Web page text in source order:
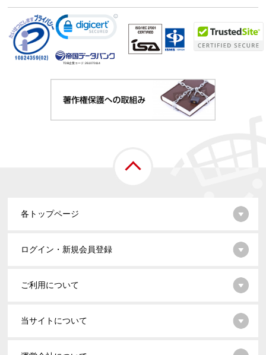
TDB企業コード:261070114
各トップページ
ログイン・新規会員登録
ご利用について
当サイトについて